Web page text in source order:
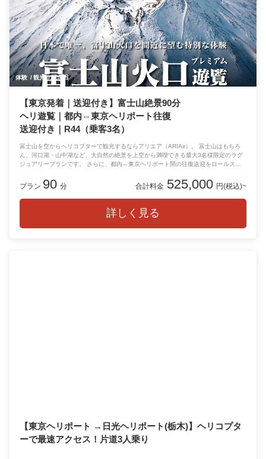
体験 観光 記念日
【東京発着｜送迎付き】富士山絶景90分
ヘリ遊覧｜都内⇔東京ヘリポート往復
送迎付き｜R44（乗客3名）
富士山を空からヘリコプターで観光するならアリエア（ARIAir）。 富士山はもちろ
ん、河口湖・山中湖など、大自然の絶景を上空から満喫できる最大3名様限定のラグ
ジュアリープランです。 さらに、都内⇔東京ヘリポート間の往復送迎をロールスロ
な移動体験をお楽しみいただけます。
※送迎をご希望の方は、予約画面のオプションよりご選択ください。
プラン 90 分 合計料金 525,000 円(税込)~
詳しく見る
【東京ヘリポート →日光ヘリポート(栃木)】ヘリコプタ
ーで最速アクセス！片道3人乗り